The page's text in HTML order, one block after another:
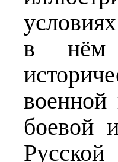
в нём
военной
боевой